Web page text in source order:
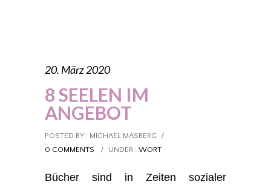
20. März 2020
8 SEELEN IM
ANGEBOT
POSTED BY : MICHAEL MASBERG
/
0 COMMENTS
/ UNDER : WORT
Bücher sind in Zeiten sozialer